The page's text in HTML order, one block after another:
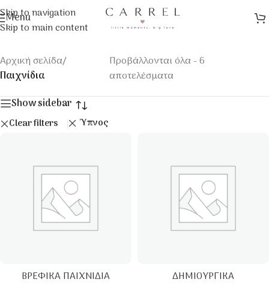
Skip to navigation
Skip to main content
Menu
Αρχική σελίδα/
Παιχνίδια
Προβάλλονται όλα - 6
αποτελέσματα
Show sidebar
Clear filters Ύπνος
ΒΡΕΦΙΚΆ ΠΑΙΧΝΊΔΙΑ ΔΗΜΙΟΥΡΓΙΚΆ